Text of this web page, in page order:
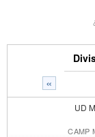
«
UD
CAMP